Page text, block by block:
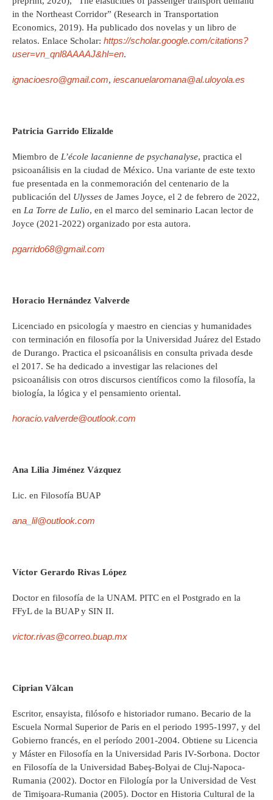
in the Northeast Corridor” (Research in Transportation
Economics, 2019). Ha publicado dos novelas y un libro de
relatos. Enlace Scholar: https://scholar.google.com/citations?
user=vn_qnl8AAAAJ&hl=en.
ignacioesro@gmail.com, iescanuelaromana@al.uloyola.es
Patricia Garrido Elizalde
Miembro de L’école lacanienne de psychanalyse, practica el
psicoanálisis en la ciudad de México. Una variante de este texto
fue presentada en la conmemoración del centenario de la
publicación del Ulysses de James Joyce, el 2 de febrero de 2022,
en La Torre de Lulio, en el marco del seminario Lacan lector de
Joyce (2021-2022) organizado por esta autora.
pgarrido68@gmail.com
Horacio Hernández Valverde
Licenciado en psicología y maestro en ciencias y humanidades
con terminación en filosofía por la Universidad Juárez del Estado
de Durango. Practica el psicoanálisis en consulta privada desde
el 2017. Se ha dedicado a investigar las relaciones del
psicoanálisis con otros discursos científicos como la filosofía, la
biología, la lógica y el pensamiento oriental.
horacio.valverde@outlook.com
Ana Lilia Jiménez Vázquez
Lic. en Filosofía BUAP
ana_lil@outlook.com
Víctor Gerardo Rivas López
Doctor en filosofía de la UNAM. PITC en el Postgrado en la
FFyL de la BUAP y SIN II.
victor.rivas@correo.buap.mx
Ciprian Vălcan
Escritor, ensayista, filósofo e historiador rumano. Becario de la
Escuela Normal Superior de Paris en el periodo 1995-1997, y del
Gobierno francés, en el período 2001-2004. Obtiene su Licencia
y Máster en Filosofía en la Universidad Paris IV-Sorbona. Doctor
en Filosofía de la Universidad Babeş-Bolyai de Cluj-Napoca-
Rumania (2002). Doctor en Filología por la Universidad de Vest
de Timişoara-Rumania (2005). Doctor en Historia Cultural de la